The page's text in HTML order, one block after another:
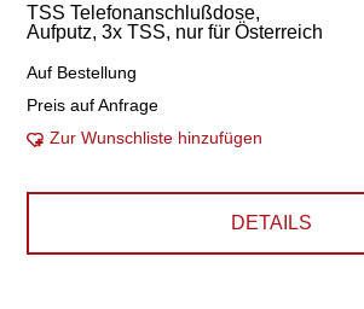
TSS Telefonanschlußdose,
Aufputz, 3x TSS, nur für Österreich
Auf Bestellung
Preis auf Anfrage
Zur Wunschliste hinzufügen
DETAILS